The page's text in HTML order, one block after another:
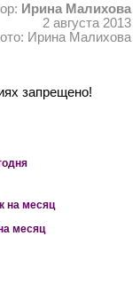
Ирина Малихова
2 августа 2013
Ирина Малихова
запрещено!
на месяц
месяц